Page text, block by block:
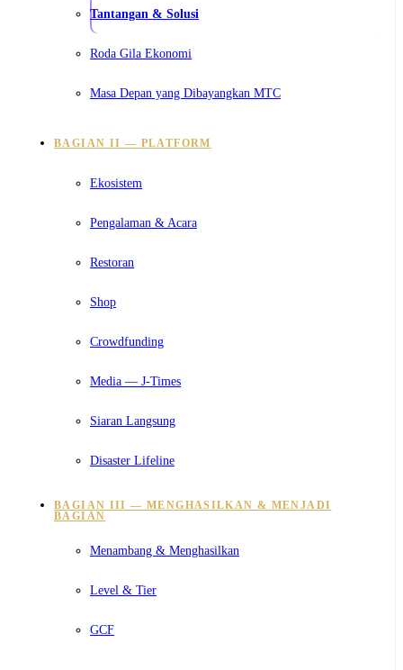
Tantangan & Solusi
Roda Gila Ekonomi
Masa Depan yang Dibayangkan MTC
BAGIAN II — PLATFORM
Ekosistem
Pengalaman & Acara
Restoran
Shop
Crowdfunding
Media — J-Times
Siaran Langsung
Disaster Lifeline
BAGIAN III — MENGHASILKAN & MENJADI
BAGIAN
Menambang & Menghasilkan
Level & Tier
GCF